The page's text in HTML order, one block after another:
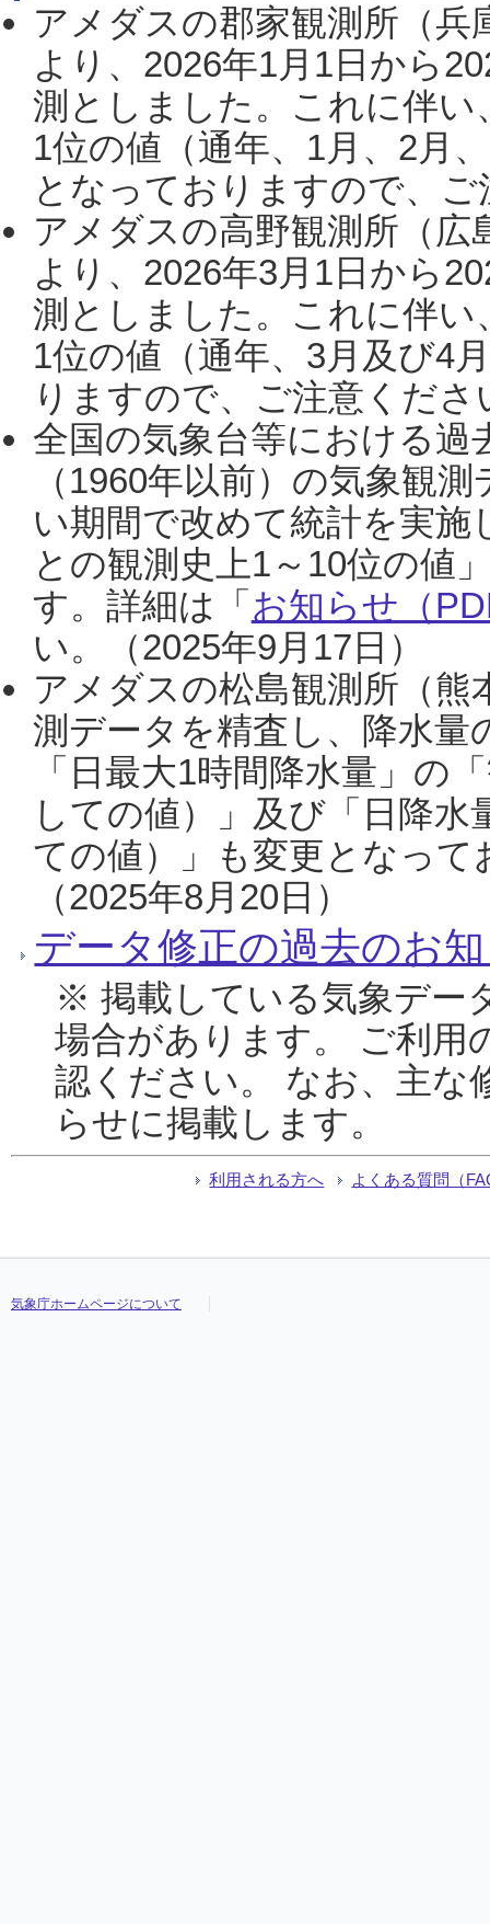
アメダスの郡家観測所（
より、2026年1月1日から
測としました。これに伴い
1位の値（通年、1月、2月
となっておりますので、
アメダスの高野観測所（
より、2026年3月1日から
測としました。これに伴い
1位の値（通年、3月及び4
りますので、ご注意くだ
全国の気象台等における過
（1960年以前）の気象観
い期間で改めて統計を実
との観測史上1～10位の値
す。詳細は「 お知らせ（
い。（2025年9月17日）
アメダスの松島観測所（熊
測データを精査し、降水
「日最大1時間降水量」の
しての値）」及び「日降
ての値）」も変更となっ
（2025年8月20日）
データ修正の過去のお
※ 掲載している気象デー
場合があります。 ご利用
認ください。 なお、主な
らせに掲載します。
利用される方へ よくある質問（
気象庁ホームページについて